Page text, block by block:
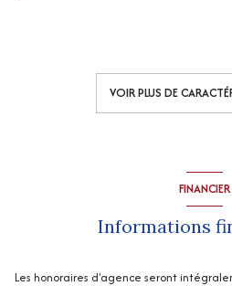
Chauffage central : chaudière
Chauffage individuel : poêle (bois)
VOIR PLUS DE
FINANCIER
Informations
Les honoraires d'agence seront